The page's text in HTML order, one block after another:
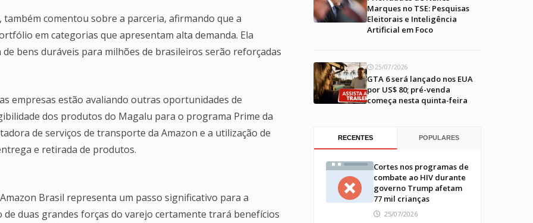
comentou sobre a parceria, afirmando que a
em categorias que apresentam alta demanda. Ela
bens duráveis para milhões de brasileiros serão reforçadas
empresas estão avaliando outras oportunidades de
dos produtos do Magalu para o programa Prime da
de serviços de transporte da Amazon e a utilização de
e retirada de produtos.
Brasil representa um passo significativo para a
duas grandes forças do varejo certamente trará benefícios
Marques no TSE: Pesquisas
Eleitorais e Inteligência
Artificial em Foco
25/07/2026
GTA 6 será lançado nos EUA
por US$ 80; pré-venda
começa nesta quinta-feira
RECENTES POPULARES
Cortes nos programas de
combate ao HIV durante
governo Trump afetam
77 mil crianças
25/07/2026